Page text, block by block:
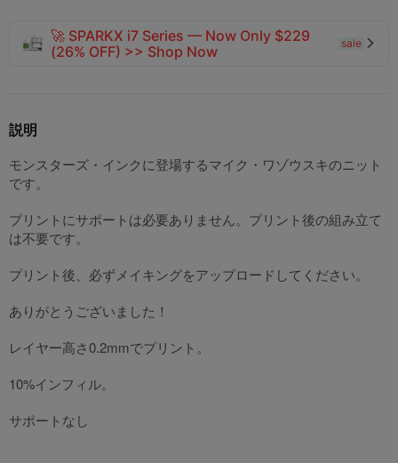
🚀 SPARKX i7 Series — Now Only $229
(26% OFF) >> Shop Now
sale 
説明
モンスターズ・インクに登場するマイク・ワゾウスキのニット
です。
プリントにサポートは必要ありません。プリント後の組み立て
は不要です。
プリント後、必ずメイキングをアップロードしてください。
ありがとうございました！
レイヤー高さ0.2mmでプリント。
10%インフィル。
サポートなし